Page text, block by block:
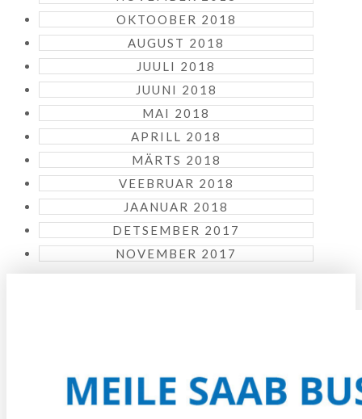
OKTOOBER 2018
AUGUST 2018
JUULI 2018
JUUNI 2018
MAI 2018
APRILL 2018
MÄRTS 2018
VEEBRUAR 2018
JAANUAR 2018
DETSEMBER 2017
NOVEMBER 2017